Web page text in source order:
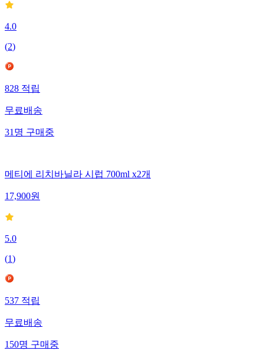
4.0
(2)
828적립
무료배송
31명구매중
메티에 리치바닐라 시럽 700ml x2개
17,900원
5.0
(1)
537적립
무료배송
150명구매중